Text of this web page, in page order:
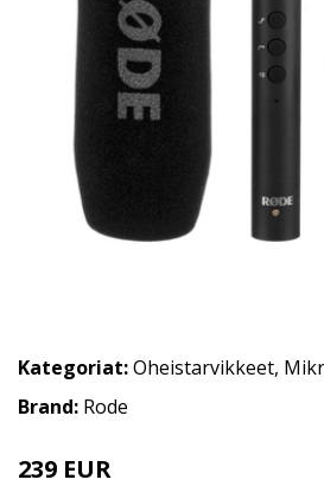
Kategoriat:Oheistarvikkeet,
Brand: Rode
239 EUR